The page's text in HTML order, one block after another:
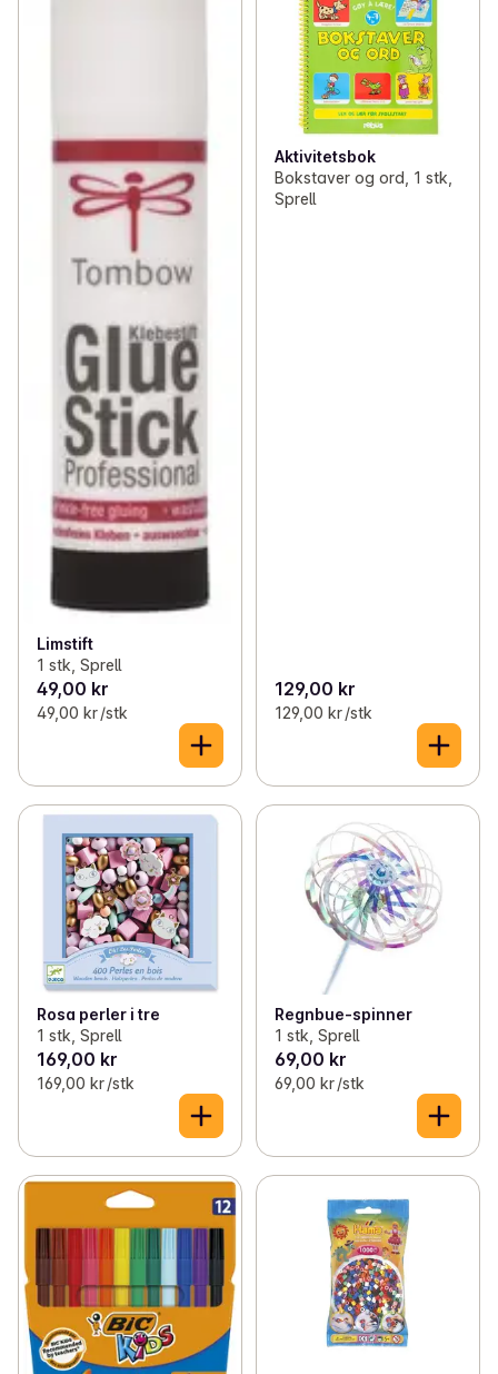
Limstift
1 stk, Sprell
49,00 kr
49,00 kr /stk
Aktivitetsbok
Bokstaver og ord, 1 stk,
Sprell
129,00 kr
129,00 kr /stk
Rosa perler i tre
1 stk, Sprell
169,00 kr
169,00 kr /stk
Regnbue-spinner
1 stk, Sprell
69,00 kr
69,00 kr /stk